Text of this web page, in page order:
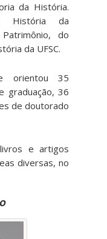
da História.
História da
do
da UFSC.
orientou 35
graduação, 36
de doutorado
e artigos
diversas, no